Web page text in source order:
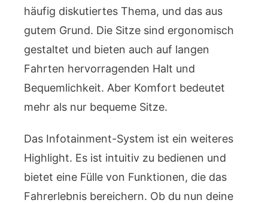
häufig diskutiertes Thema, und das aus
gutem Grund. Die Sitze sind ergonomisch
gestaltet und bieten auch auf langen
Fahrten hervorragenden Halt und
Bequemlichkeit. Aber Komfort bedeutet
mehr als nur bequeme Sitze.
Das Infotainment-System ist ein weiteres
Highlight. Es ist intuitiv zu bedienen und
bietet eine Fülle von Funktionen, die das
Fahrerlebnis bereichern. Ob du nun deine